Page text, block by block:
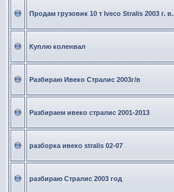
Продам грузовик 10 т Iveco Stralis 2003 г. в.
Куплю коленвал
Разбираю Ивеко Стралис 2003г/в
Разбираем ивеко стралис 2001-2013
разборка ивеко stralis 02-07
разбираю Стралис 2003 год